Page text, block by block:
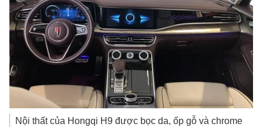
Nội thất của Hongqi H9 được bọc da, ốp gỗ và chrome